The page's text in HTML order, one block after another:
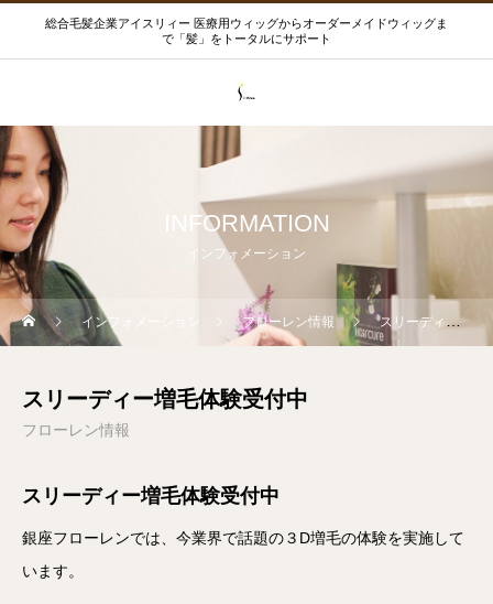
総合毛髪企業アイスリィー 医療用ウィッグからオーダーメイドウィッグま
で「髪」をトータルにサポート
INFORMATION
インフォメーション
インフォメーション フローレン情報 スリーディー増毛体験受付中
スリーディー増毛体験受付中
フローレン情報
スリーディー増毛体験受付中
銀座フローレンでは、今業界で話題の３D増毛の体験を実施して
います。